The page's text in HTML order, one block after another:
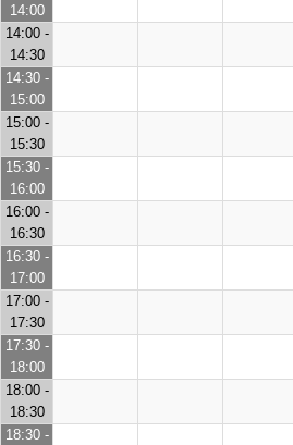
14:00
14:00 -
14:30
14:30 -
15:00
15:00 -
15:30
15:30 -
16:00
16:00 -
16:30
16:30 -
17:00
17:00 -
17:30
17:30 -
18:00
18:00 -
18:30
18:30 -